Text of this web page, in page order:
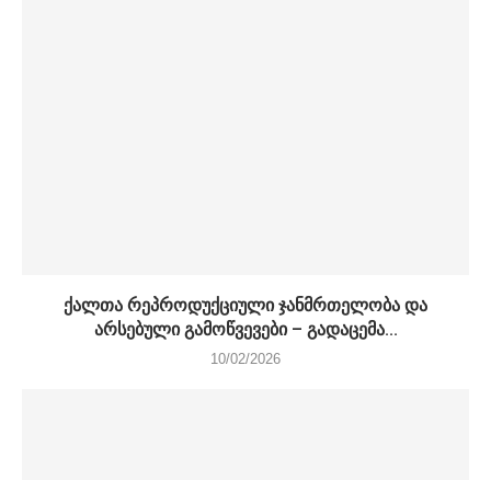
ქალთა რეპროდუქციული ჯანმრთელობა და
არსებული გამოწვევები – გადაცემა...
10/02/2026